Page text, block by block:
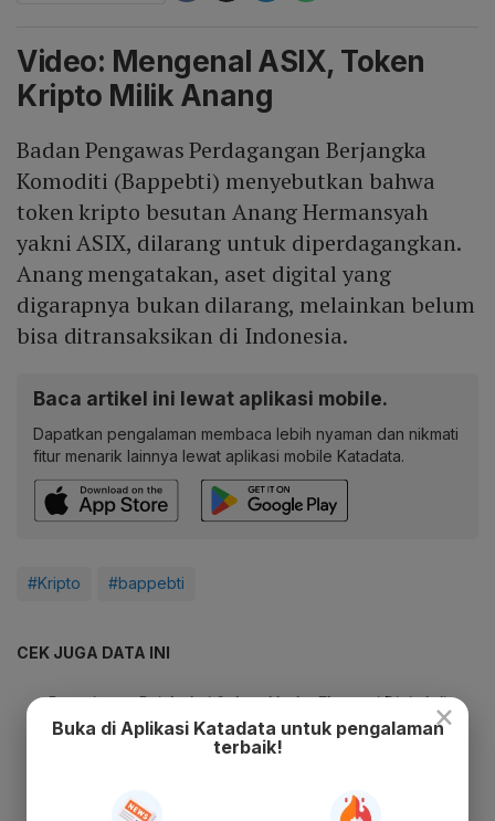
Video: Mengenal ASIX, Token
Kripto Milik Anang
Badan Pengawas Perdagangan Berjangka
Komoditi (Bappebti) menyebutkan bahwa
token kripto besutan Anang Hermansyah
yakni ASIX, dilarang untuk diperdagangkan.
Anang mengatakan, aset digital yang
digarapnya bukan dilarang, melainkan belum
bisa ditransaksikan di Indonesia.
Baca artikel ini lewat aplikasi mobile.
Dapatkan pengalaman membaca lebih nyaman dan nikmati
fitur menarik lainnya lewat aplikasi mobile Katadata.
#Kripto #bappebti
CEK JUGA DATA INI
×
Buka di Aplikasi Katadata untuk pengalaman
terbaik!